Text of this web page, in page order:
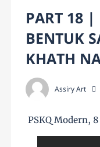
PART 18 |
BENTUK
KHATH
Assiry Art
PSKQ Modern,